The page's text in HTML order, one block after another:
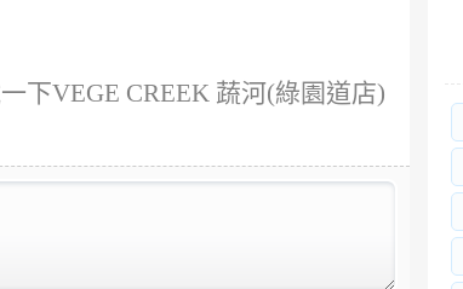
下VEGE CREEK 蔬河(綠園道店)